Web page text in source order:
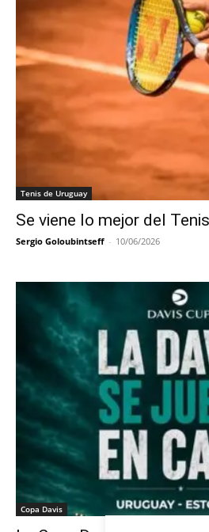
Tenis de Uruguay
Se viene lo mejor del
Sergio Goloubintseff - 10/06/2026
Copa Davis